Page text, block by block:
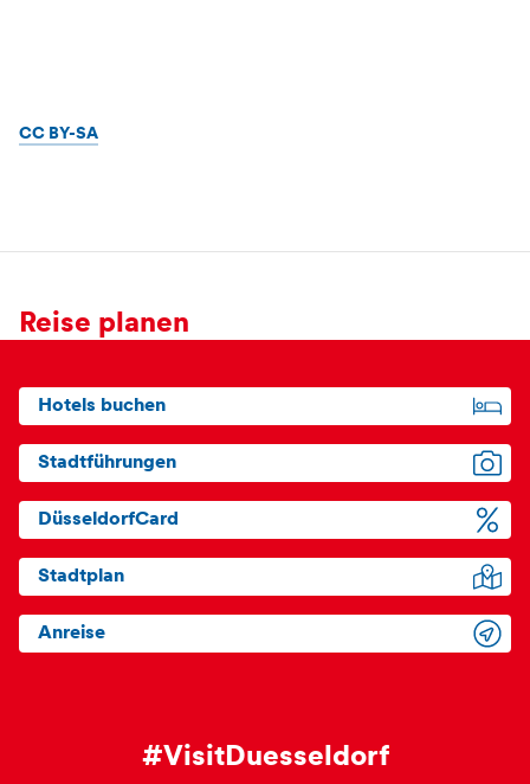
CC BY-SA
Reise planen
Hotels buchen
Stadtführungen
DüsseldorfCard
Stadtplan
Anreise
#VisitDuesseldorf